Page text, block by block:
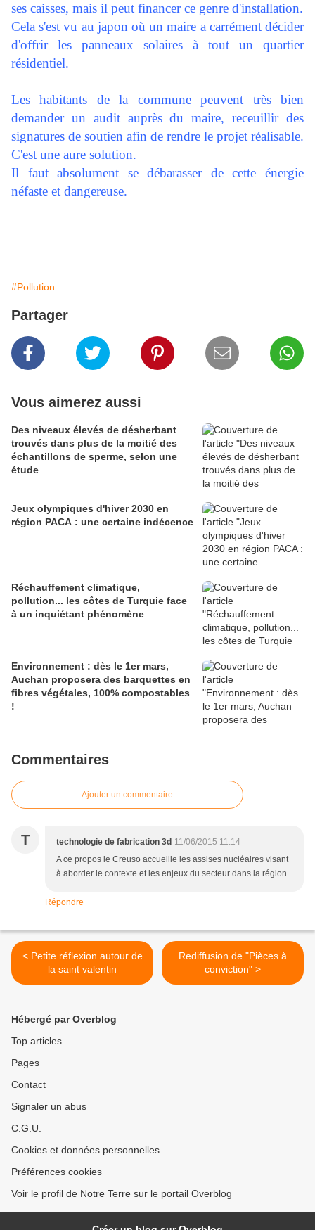
ses caisses, mais il peut financer ce genre d'installation.
Cela s'est vu au japon où un maire a carrément décider
d'offrir les panneaux solaires à tout un quartier
résidentiel.
Les habitants de la commune peuvent très bien
demander un audit auprès du maire, receuillir des
signatures de soutien afin de rendre le projet réalisable.
C'est une aure solution.
Il faut absolument se débarasser de cette énergie
néfaste et dangereuse.
#Pollution
Partager
Vous aimerez aussi
Des niveaux élevés de désherbant
trouvés dans plus de la moitié des
échantillons de sperme, selon une
étude
Jeux olympiques d'hiver 2030 en
région PACA : une certaine indécence
Réchauffement climatique,
pollution... les côtes de Turquie face
à un inquiétant phénomène
Environnement : dès le 1er mars,
Auchan proposera des barquettes en
fibres végétales, 100% compostables
!
Commentaires
Ajouter un commentaire
T technologie de fabrication 3d 11/06/2015 11:14
A ce propos le Creuso accueille les assises nucléaires visant
à aborder le contexte et les enjeux du secteur dans la région.
Répondre
< Petite réflexion autour de
la saint valentin
Rediffusion de "Pièces à
conviction" >
Hébergé par Overblog
Top articles
Pages
Contact
Signaler un abus
C.G.U.
Cookies et données personnelles
Préférences cookies
Voir le profil de Notre Terre sur le portail Overblog